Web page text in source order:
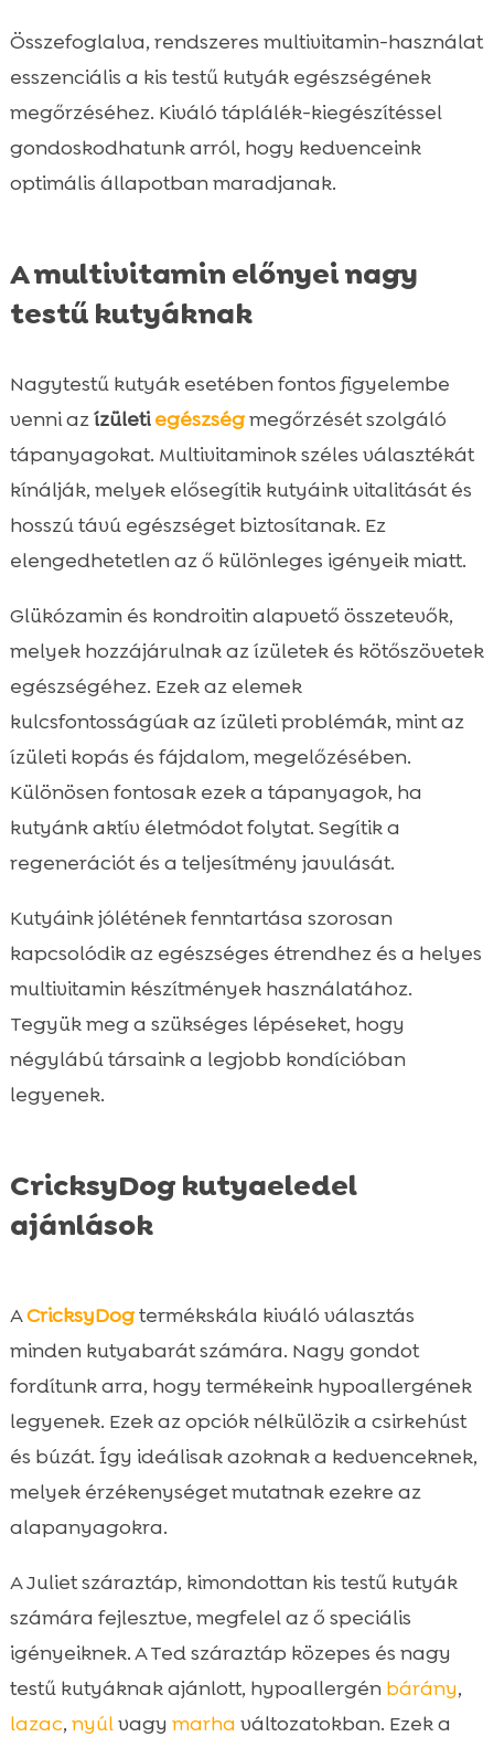
Összefoglalva, rendszeres multivitamin-használat
esszenciális a kis testű kutyák egészségének
megőrzéséhez. Kiváló táplálék-kiegészítéssel
gondoskodhatunk arról, hogy kedvenceink
optimális állapotban maradjanak.
A multivitamin előnyei nagy
testű kutyáknak
Nagytestű kutyák esetében fontos figyelembe
venni azízületiegészségmegőrzését szolgáló
tápanyagokat. Multivitaminok széles választékát
kínálják, melyek elősegítik kutyáink vitalitását és
hosszú távú egészséget biztosítanak. Ez
elengedhetetlen az ő különleges igényeik miatt.
Glükózamin és kondroitin alapvető összetevők,
melyek hozzájárulnak az ízületek és kötőszövetek
egészségéhez. Ezek az elemek
kulcsfontosságúak az ízületi problémák, mint az
ízületi kopás és fájdalom, megelőzésében.
Különösen fontosak ezek a tápanyagok, ha
kutyánk aktív életmódot folytat. Segítik a
regenerációt és a teljesítmény javulását.
Kutyáink jólétének fenntartása szorosan
kapcsolódik az egészséges étrendhez és a helyes
multivitamin készítmények használatához.
Tegyük meg a szükséges lépéseket, hogy
négylábú társaink a legjobb kondícióban
legyenek.
CricksyDog kutyaeledel
ajánlások
ACricksyDogtermékskála kiváló választás
minden kutyabarát számára. Nagy gondot
fordítunk arra, hogy termékeink hypoallergének
legyenek. Ezek az opciók nélkülözik a csirkehúst
és búzát. Így ideálisak azoknak a kedvenceknek,
melyek érzékenységet mutatnak ezekre az
alapanyagokra.
A Juliet száraztáp, kimondottan kis testű kutyák
számára fejlesztve, megfelel az ő speciális
igényeiknek. A Ted száraztáp közepes és nagy
testű kutyáknak ajánlott, hypoallergén bárány,
lazac, nyúlvagy marha változatokban. Ezek a